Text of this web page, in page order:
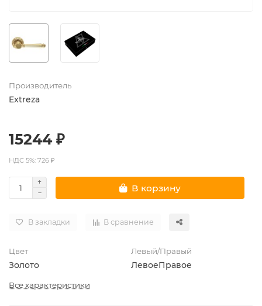
Производитель
Extreza
15244 ₽
НДС 5%: 726 ₽
В корзину
В закладки В сравнение
Цвет
Золото
Левый/Правый
ЛевоеПравое
Все характеристики